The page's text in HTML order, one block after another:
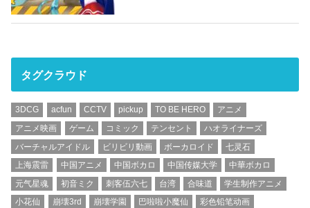
タグクラウド
3DCG acfun CCTV pickup TO BE HERO
アニメ
アニメ映画
ゲーム コミック テンセント
ハオライナーズ
バーチャルアイドル
ビリビリ動画 ボーカロイド
七灵石
上海震雷
中国アニメ 中国ボカロ 中国传媒大学
中華ボカロ
元气星魂
初音ミク 刺客伍六七 台湾 合味道
学生制作アニメ
小花仙
崩壊3rd 崩壊学園 巴啦啦小魔仙
彩色铅笔动画